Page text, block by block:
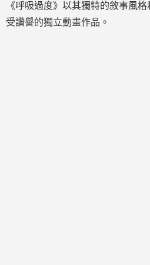
《呼吸過度》以其獨特的敘事風
受讚譽的獨立動畫作品。